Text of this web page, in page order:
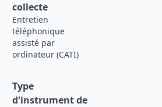
collecte
Entretien
téléphonique
assisté par
ordinateur (CATI)
Type
d'instrument de